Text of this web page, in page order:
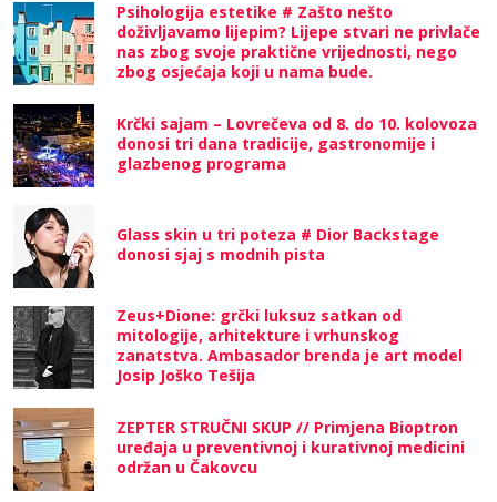
Psihologija estetike # Zašto nešto
doživljavamo lijepim? Lijepe stvari ne privlače
nas zbog svoje praktične vrijednosti, nego
zbog osjećaja koji u nama bude.
Krčki sajam – Lovrečeva od 8. do 10. kolovoza
donosi tri dana tradicije, gastronomije i
glazbenog programa
Glass skin u tri poteza # Dior Backstage
donosi sjaj s modnih pista
Zeus+Dione: grčki luksuz satkan od
mitologije, arhitekture i vrhunskog
zanatstva. Ambasador brenda je art model
Josip Joško Tešija
ZEPTER STRUČNI SKUP // Primjena Bioptron
uređaja u preventivnoj i kurativnoj medicini
održan u Čakovcu